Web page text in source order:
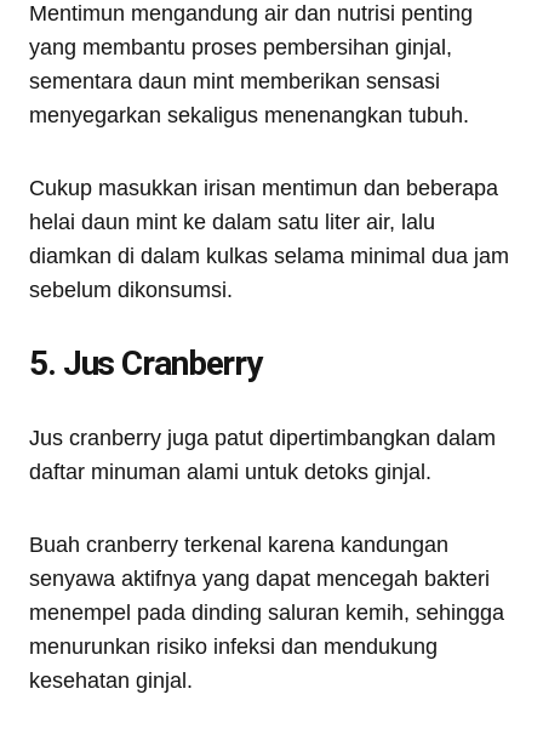
Mentimun mengandung air dan nutrisi penting
yang membantu proses pembersihan ginjal,
sementara daun mint memberikan sensasi
menyegarkan sekaligus menenangkan tubuh.
Cukup masukkan irisan mentimun dan beberapa
helai daun mint ke dalam satu liter air, lalu
diamkan di dalam kulkas selama minimal dua jam
sebelum dikonsumsi.
5. Jus Cranberry
Jus cranberry juga patut dipertimbangkan dalam
daftar minuman alami untuk detoks ginjal.
Buah cranberry terkenal karena kandungan
senyawa aktifnya yang dapat mencegah bakteri
menempel pada dinding saluran kemih, sehingga
menurunkan risiko infeksi dan mendukung
kesehatan ginjal.